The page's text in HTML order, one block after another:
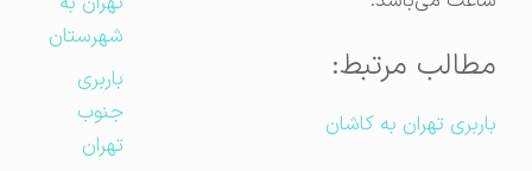
مطالب مرتبط:
باربری تهران به کاشان
شهرستان
باربری
جنوب
تهران